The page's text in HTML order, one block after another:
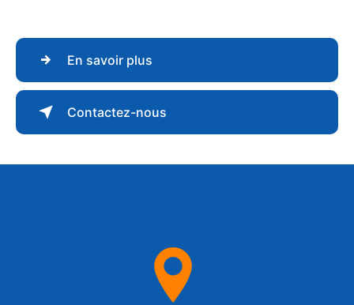
En savoir plus
Contactez-nous